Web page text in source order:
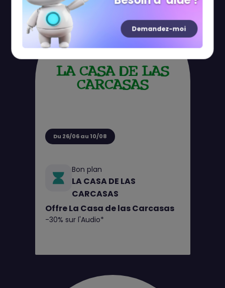
Du 26/06 au 10/08
Bon plan
LA CASA DE LAS
CARCASAS
Offre La Casa de las Carcasas
-30% sur l'Audio*
Demandez-moi